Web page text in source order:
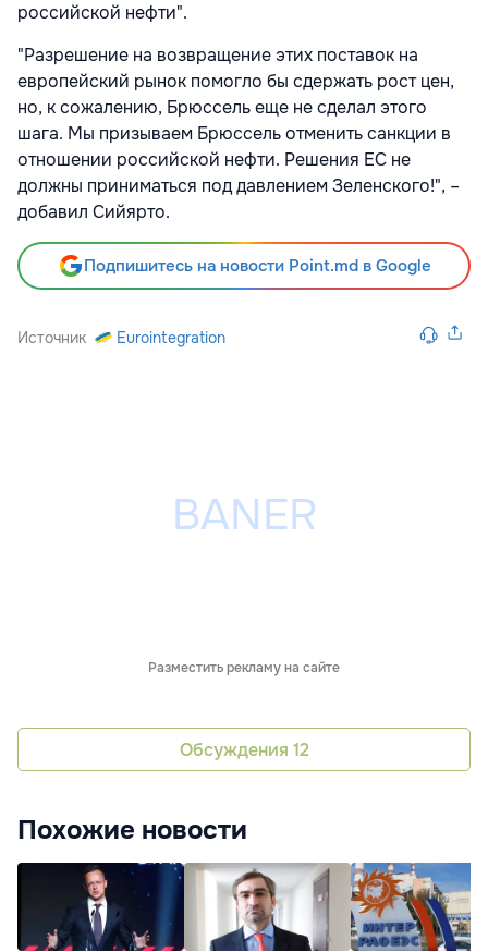
российской нефти".
"Разрешение на возвращение этих поставок на
европейский рынок помогло бы сдержать рост цен,
но, к сожалению, Брюссель еще не сделал этого
шага. Мы призываем Брюссель отменить санкции в
отношении российской нефти. Решения ЕС не
должны приниматься под давлением Зеленского!", –
добавил Сийярто.
Подпишитесь на новости Point.md в Google
Источник Eurointegration
Разместить рекламу на сайте
Обсуждения 12
Похожие новости